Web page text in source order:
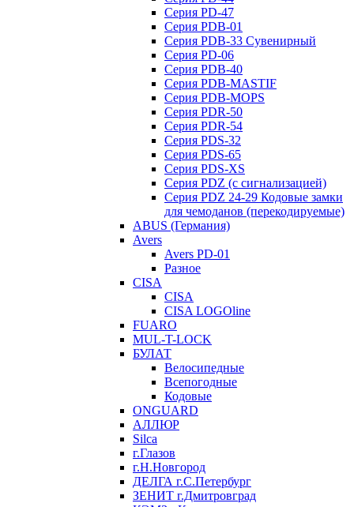
Серия PD-47
Серия PDB-01
Серия PDB-33 Сувенирный
Серия PD-06
Серия PDB-40
Серия PDB-MASTIF
Серия PDB-MOPS
Серия PDR-50
Серия PDR-54
Серия PDS-32
Серия PDS-65
Серия PDS-XS
Серия PDZ (с сигнализацией)
Серия PDZ 24-29 Кодовые замки
для чемоданов (перекодируемые)
ABUS (Германия)
Avers
Avers PD-01
Разное
CISA
CISA
CISA LOGOline
FUARO
MUL-T-LOCK
БУЛАТ
Велосипедные
Всепогодные
Кодовые
ONGUARD
АЛЛЮР
Silca
г.Глазов
г.Н.Новгород
ДЕЛГА г.С.Петербург
ЗЕНИТ г.Дмитровград